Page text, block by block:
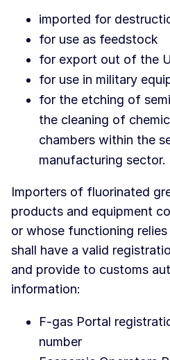
imported for
for use as feedstock
for export out of the
for use in military
for the etching of
the cleaning of
chambers within the
manufacturing sector.
Importers of fluorinated
products and equipment
or whose functioning
shall have a valid
and provide to customs
information:
F-gas Portal
number